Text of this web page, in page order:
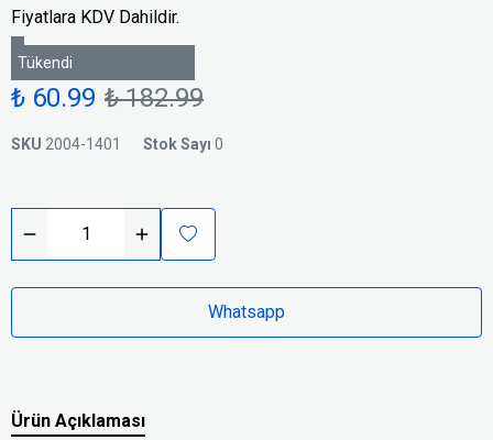
Fiyatlara KDV Dahildir.
Tükendi
₺ 60.99 ₺ 182.99
SKU 2004-1401 Stok Sayı 0
Whatsapp
Ürün Açıklaması